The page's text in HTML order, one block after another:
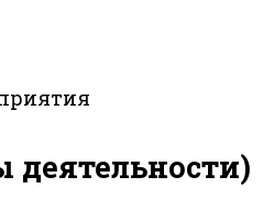
деятельности)